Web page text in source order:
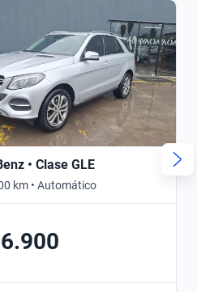
• Clase GLE
km • Automático